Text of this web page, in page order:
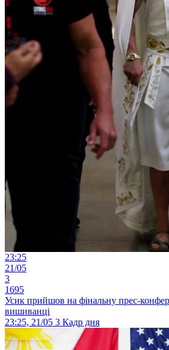
23:25
21/05
3
1695
Усик прийшов на фінальну прес-
вишиванці
23:25, 21/05 3 Кадр дня